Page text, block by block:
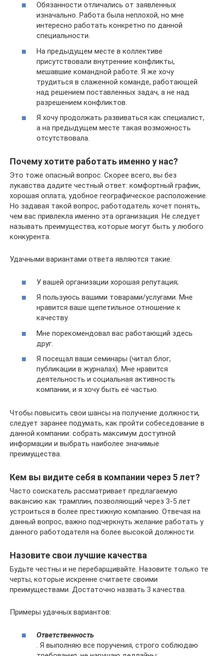
Обязанности отличались от заявленных
изначально. Работа была неплохой, но мне
интересно работать конкретно по данной
специальности.
На предыдущем месте в коллективе
присутствовали внутренние конфликты,
мешавшие командной работе. Я же хочу
трудиться в слаженной команде, работающей
над решением поставленных задач, а не над
разрешением конфликтов.
Я хочу продолжать развиваться как специалист,
а на предыдущем месте такая возможность
отсутствовала.
Почему хотите работать именно у нас?
Это тоже опасный вопрос. Скорее всего, вы без
лукавства дадите честный ответ: комфортный график,
хорошая оплата, удобное географическое расположение.
Но задавая такой вопрос, работодатель хочет понять,
чем вас привлекла именно эта организация. Не следует
называть преимущества, которые могут быть у любого
конкурента.
Удачными вариантами ответа являются такие:
У вашей организации хорошая репутация;
Я пользуюсь вашими товарами/услугами. Мне
нравится ваше щепетильное отношение к
качеству.
Мне порекомендовал вас работающий здесь
друг.
Я посещал ваши семинары (читал блог,
публикации в журналах). Мне нравится
деятельность и социальная активность
компании, и я хочу быть её частью.
Чтобы повысить свои шансы на получение должности,
следует заранее подумать, как пройти собеседование в
данной компании: собрать максимум доступной
информации и выбрать наиболее значимые
преимущества.
Кем вы видите себя в компании через 5 лет?
Часто соискатель рассматривает предлагаемую
вакансию как трамплин, позволяющий через 3-5 лет
устроиться в более престижную компанию. Отвечая на
данный вопрос, важно подчеркнуть желание работать у
данного работодателя на более высокой должности.
Назовите свои лучшие качества
Будьте честны и не перебарщивайте. Назовите только те
черты, которые искренне считаете своими
преимуществами. Достаточно назвать 3 качества.
Примеры удачных вариантов:
Ответственность
. Я выполняю все поручения, строго соблюдаю